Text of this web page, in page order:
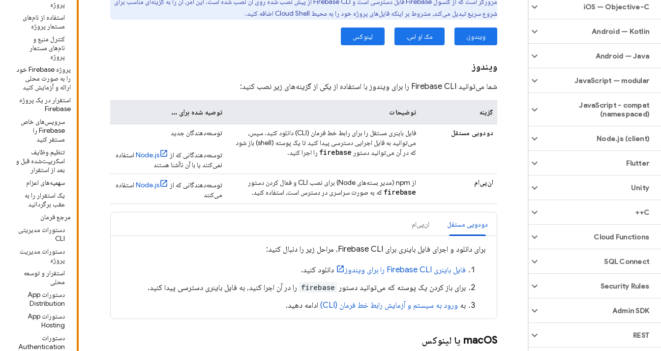
iOS — Objective-C
Android — Kotlin
Android — Java
JavaScript — modular
JavaScript - compat
(namespaced)
Node.js (client)
Flutter
Unity
C++
Cloud Functions
SQL Connect
Security Rules
Admin SDK
REST
پروژه
استفاده از نام‌های
مستعار پروژه
کنترل منبع و
نام‌های مستعار
پروژه
پروژه Firebase خود
را به صورت محلی
ارائه و آزمایش کنید
استقرار در یک پروژه
Firebase
سرویس‌های خاص
Firebase را
مستقر کنید
تنظیم وظایف
اسکریپت‌شده قبل و
بعد از استقرار
سهمیه‌های اعزام
یک استقرار را به
عقب برگردانید
مرجع فرمان
دستورات مدیریتی
CLI
دستورات مدیریت
پروژه
استقرار و توسعه
محلی
دستورات App
Distribution
دستورات App
Hosting
دستورات
Authentication
شروع سریع تبدیل می‌کند، مشروط بر اینکه فایل‌های پروژه خود را به محیط Cloud Shell اضافه کنید.
ویندوز، مک او اس، لینوکس
ویندوز
شما می‌توانید Firebase CLI را برای ویندوز با استفاده از یکی از گزینه‌های زیر نصب کنید:
گزینه توضیحات توصیه شده برای ...
دودویی مستقل
فایل باینری مستقل را برای رابط خط فرمان (CLI) دانلود کنید. سپس،
می‌توانید به فایل اجرایی دسترسی پیدا کنید تا یک پوسته (shell) باز شود
که در آن می‌توانید دستور firebase را اجرا کنید.
توسعه‌دهندگان جدید
توسعه‌دهندگانی که از Node.js استفاده
نمی‌کنند یا با آن ناآشنا هستند
ان‌پی‌ام
از npm (مدیر بسته‌های Node) برای نصب CLI و فعال کردن دستور
firebase که به صورت سراسری در دسترس است، استفاده کنید.
توسعه‌دهندگانی که از Node.js استفاده
می‌کنند
دودویی مستقل ان‌پی‌ام
برای دانلود و اجرای فایل باینری برای Firebase CLI، مراحل زیر را دنبال کنید:
فایل باینری Firebase CLI را برای ویندوز
دانلود کنید.
برای باز کردن یک پوسته که می‌توانید دستور
firebase را در آن اجرا کنید، به فایل باینری دسترسی پیدا کنید.
به ورود به سیستم و آزمایش رابط خط فرمان (CLI) ادامه دهید.
macOS یا لینوکس